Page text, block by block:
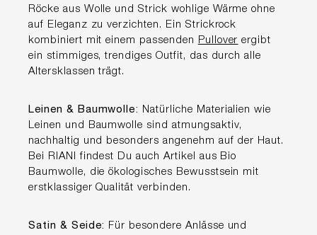
Röcke aus Wolle und Strick wohlige Wärme ohne
auf Eleganz zu verzichten. Ein Strickrock
kombiniert mit einem passenden Pullover ergibt
ein stimmiges, trendiges Outfit, das durch alle
Altersklassen trägt.
Leinen & Baumwolle: Natürliche Materialien wie
Leinen und Baumwolle sind atmungsaktiv,
nachhaltig und besonders angenehm auf der Haut.
Bei RIANI findest Du auch Artikel aus Bio
Baumwolle, die ökologisches Bewusstsein mit
erstklassiger Qualität verbinden.
Satin & Seide: Für besondere Anlässe und